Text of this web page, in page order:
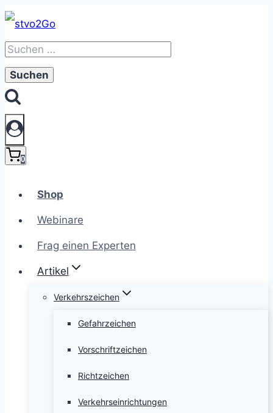
Zum
Inhalt
springen
Suchen
nach:
0
Shop
Webinare
Frag einen Experten
Artikel
Verkehrszeichen
Gefahrzeichen
Vorschriftzeichen
Richtzeichen
Verkehrseinrichtungen